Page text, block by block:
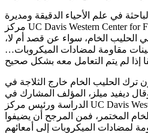
في علم الأحياء الدقيقة ومديرة
مركز UC Davis Western Center for Food: “تظهر دراستنا أنه مع أي
الحليب الخام، سواء عن قصد أم لا،
مقاومة لمضادات الميكروبات…
ترك الحليب الخام خارج الثلاجة في
ديفيد ميلز، المؤلف المشارك في
الدراسة ورئيس مركز UC Davis Western Center for Food، إنه إذا
المختمر، فمن المرجح أن يضيفوا